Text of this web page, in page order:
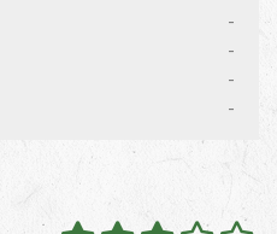
-
-
-
-